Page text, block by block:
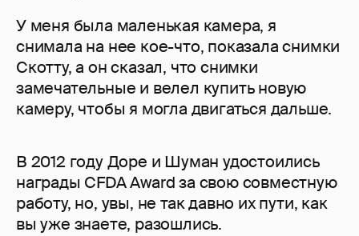
У меня была маленькая камера, я
снимала на нее кое-что, показала снимки
Скотту, а он сказал, что снимки
замечательные и велел купить новую
камеру, чтобы я могла двигаться дальше.
В 2012 году Доре и Шуман удостоились
награды CFDA Award за свою совместную
работу, но, увы, не так давно их пути, как
вы уже знаете, разошлись.